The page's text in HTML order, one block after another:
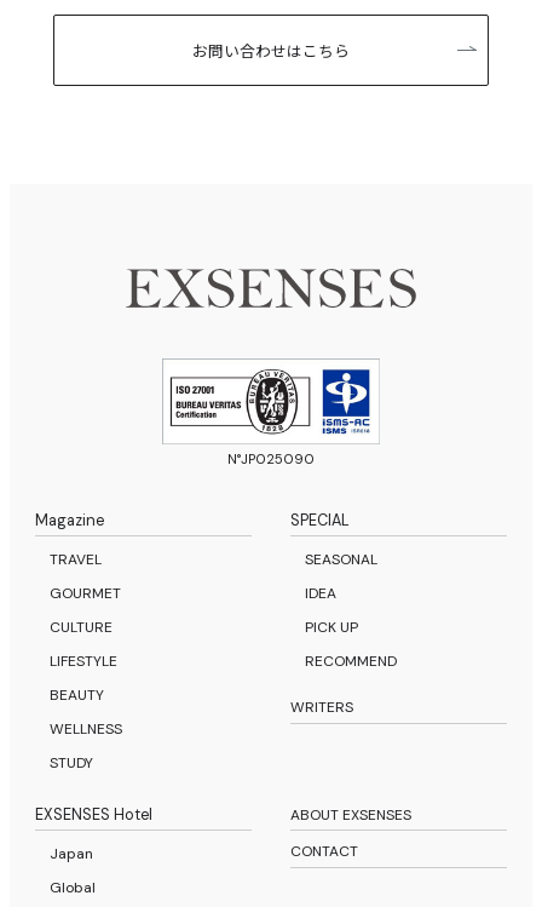
お問い合わせはこちら
N°JP025090
Magazine
TRAVEL
GOURMET
CULTURE
LIFESTYLE
BEAUTY
WELLNESS
STUDY
SPECIAL
SEASONAL
IDEA
PICK UP
RECOMMEND
WRITERS
EXSENSES Hotel
Japan
Global
ABOUT EXSENSES
CONTACT